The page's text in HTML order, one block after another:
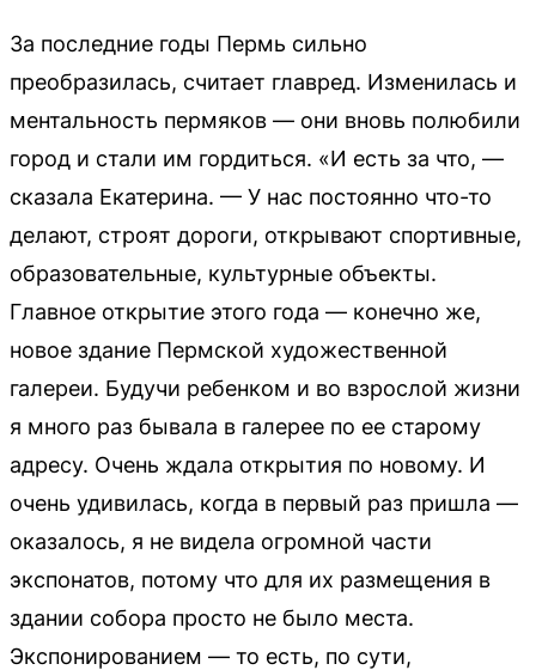
За последние годы Пермь сильно
преобразилась, считает главред. Изменилась и
ментальность пермяков — они вновь полюбили
город и стали им гордиться. «И есть за что, —
сказала Екатерина. — У нас постоянно что-то
делают, строят дороги, открывают спортивные,
образовательные, культурные объекты.
Главное открытие этого года — конечно же,
новое здание Пермской художественной
галереи. Будучи ребенком и во взрослой жизни
я много раз бывала в галерее по ее старому
адресу. Очень ждала открытия по новому. И
очень удивилась, когда в первый раз пришла —
оказалось, я не видела огромной части
экспонатов, потому что для их размещения в
здании собора просто не было места.
Экспонированием — то есть, по сути,